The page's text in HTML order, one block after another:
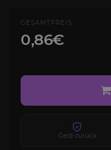
GESAMTPREIS
0,86€
Geld-zurück